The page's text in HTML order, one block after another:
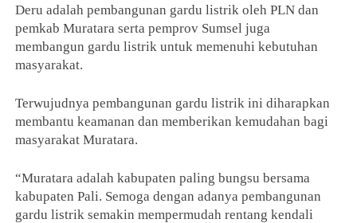
Deru adalah pembangunan gardu listrik oleh PLN dan
pemkab Muratara serta pemprov Sumsel juga
membangun gardu listrik untuk memenuhi kebutuhan
masyarakat.
Terwujudnya pembangunan gardu listrik ini diharapkan
membantu keamanan dan memberikan kemudahan bagi
masyarakat Muratara.
“Muratara adalah kabupaten paling bungsu bersama
kabupaten Pali. Semoga dengan adanya pembangunan
gardu listrik semakin mempermudah rentang kendali